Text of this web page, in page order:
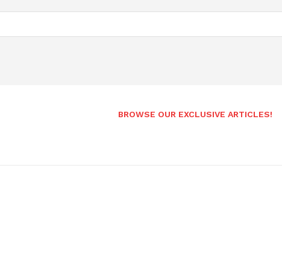
BROWSE OUR EXCLUSIVE ARTICLES!